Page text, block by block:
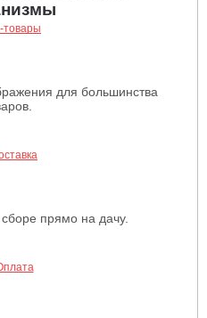
для большинства
сборе прямо на дачу.